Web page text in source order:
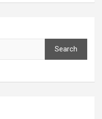
Search